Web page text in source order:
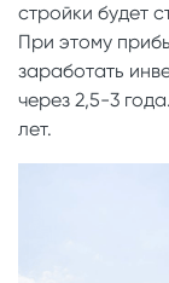
стройки будет
При этому
заработать
через 2,5-3
лет.